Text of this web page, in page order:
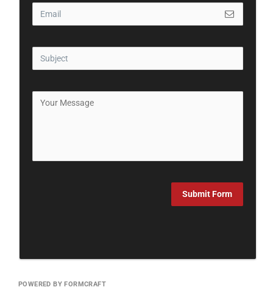
Submit Form
POWERED BY FORMCRAFT